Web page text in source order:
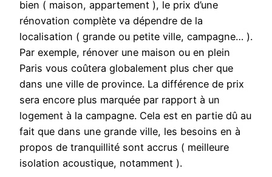
bien ( maison, appartement ), le prix d’une
rénovation complète va dépendre de la
localisation ( grande ou petite ville, campagne… ).
Par exemple, rénover une maison ou en plein
Paris vous coûtera globalement plus cher que
dans une ville de province. La différence de prix
sera encore plus marquée par rapport à un
logement à la campagne. Cela est en partie dû au
fait que dans une grande ville, les besoins en à
propos de tranquillité sont accrus ( meilleure
isolation acoustique, notamment ).